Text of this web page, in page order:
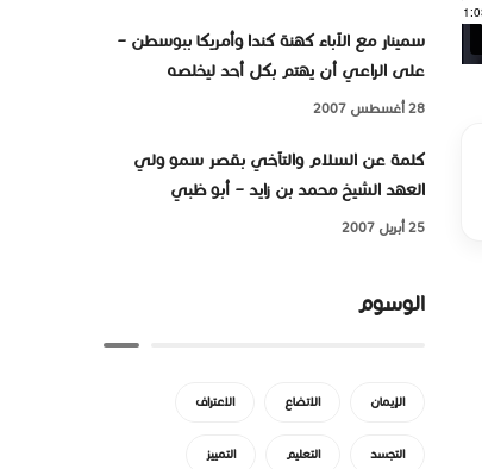
سمينار مع الآباء كهنة كندا وأمريكا ببوسطن –
على الراعي أن يهتم بكل أحد ليخلصه
28 أغسطس 2007
كلمة عن السلام والتآخي بقصر سمو ولي
العهد الشيخ محمد بن زايد – أبو ظبي
25 أبريل 2007
الوسوم
الإيمان الاتضاع الاعتراف
التجسد التعليم التمييز